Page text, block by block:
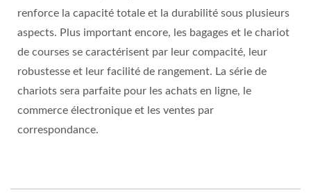
renforce la capacité totale et la durabilité sous plusieurs
aspects. Plus important encore, les bagages et le chariot
de courses se caractérisent par leur compacité, leur
robustesse et leur facilité de rangement. La série de
chariots sera parfaite pour les achats en ligne, le
commerce électronique et les ventes par
correspondance.